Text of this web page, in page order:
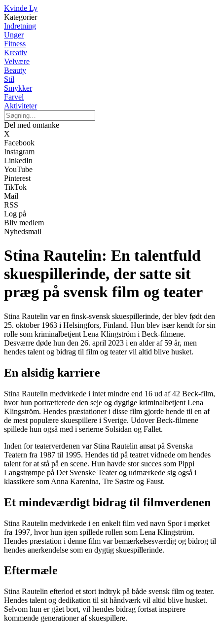
Kvinde Ly
Kategorier
Indretning
Unger
Fitness
Kreativ
Velvære
Beauty
Stil
Smykker
Farvel
Aktiviteter
Del med omtanke
X
Facebook
Instagram
LinkedIn
YouTube
Pinterest
TikTok
Mail
RSS
Log på
Bliv medlem
Nyhedsmail
Stina Rautelin: En talentfuld
skuespillerinde, der satte sit
præg på svensk film og teater
Stina Rautelin var en finsk-svensk skuespillerinde, der blev født den
25. oktober 1963 i Helsingfors, Finland. Hun blev især kendt for sin
rolle som kriminalbetjent Lena Klingström i Beck-filmene.
Desværre døde hun den 26. april 2023 i en alder af 59 år, men
hendes talent og bidrag til film og teater vil altid blive husket.
En alsidig karriere
Stina Rautelin medvirkede i intet mindre end 16 ud af 42 Beck-film,
hvor hun portrætterede den seje og dygtige kriminalbetjent Lena
Klingström. Hendes præstationer i disse film gjorde hende til en af
de mest populære skuespillere i Sverige. Udover Beck-filmene
spillede hun også med i serierne Solsidan og Fallet.
Inden for teaterverdenen var Stina Rautelin ansat på Svenska
Teatern fra 1987 til 1995. Hendes tid på teatret vidnede om hendes
talent for at stå på en scene. Hun havde stor succes som Pippi
Langstrømpe på Det Svenske Teater og udmærkede sig også i
klassikere som Anna Karenina, Tre Søstre og Faust.
Et mindeværdigt bidrag til filmverdenen
Stina Rautelin medvirkede i en enkelt film ved navn Spor i mørket
fra 1997, hvor hun igen spillede rollen som Lena Klingström.
Hendes præstation i denne film var bemærkelsesværdig og bidrog til
hendes anerkendelse som en dygtig skuespillerinde.
Eftermæle
Stina Rautelin efterlod et stort indtryk på både svensk film og teater.
Hendes talent og dedikation til sit håndværk vil altid blive husket.
Selvom hun er gået bort, vil hendes bidrag fortsat inspirere
kommende generationer af skuespillere.